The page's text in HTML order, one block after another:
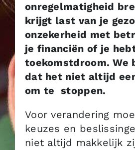
onregelmatigheid
krijgt last van je
onzekerheid met
je financiën of je
toekomstdroom. We
dat het niet altijd
om te stoppen.
Voor verandering
keuzes en
niet altijd makkelijk